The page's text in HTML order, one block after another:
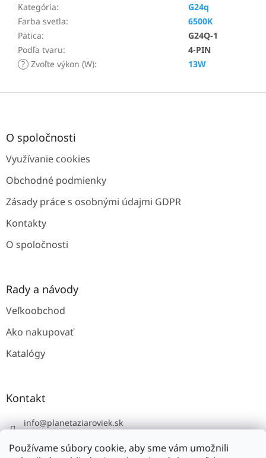
Používame súbory cookie, aby sme vám umožnili
Kategória:
G24q
Farba svetla:
6500K
Pätica:
G24Q-1
Podľa tvaru:
4-PIN
? Zvoľte výkon (W): 13W
Z
O spoločnosti
Využívanie cookies
Obchodné podmienky
Zásady práce s osobnými údajmi GDPR
Kontakty
O spoločnosti
Rady a návody
Veľkoobchod
Ako nakupovať
Katalógy
Kontakt
info@planetaziaroviek.sk